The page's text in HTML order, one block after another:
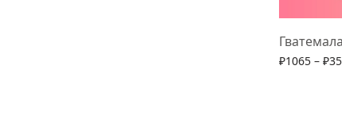
₽1065 – ₽